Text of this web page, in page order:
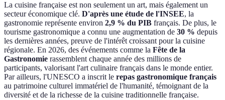
La cuisine française est non seulement un art, mais également un
secteur économique clé. D'après une étude de l'INSEE, la
gastronomie représente environ 2,9 % du PIB français. De plus, le
tourisme gastronomique a connu une augmentation de 30 % depuis
les dernières années, preuve de l'intérêt croissant pour la cuisine
régionale. En 2026, des événements comme la Fête de la
Gastronomie rassemblent chaque année des millions de
participants, valorisant l'art culinaire français dans le monde entier.
Par ailleurs, l'UNESCO a inscrit le repas gastronomique français
au patrimoine culturel immatériel de l'humanité, témoignant de la
diversité et de la richesse de la cuisine traditionnelle française.